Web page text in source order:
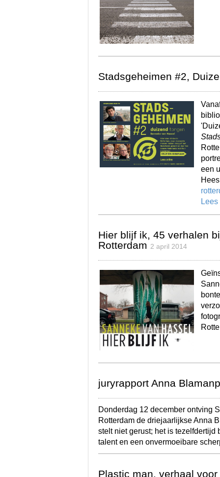
Stadsgeheimen #2,
een
Lees
Hier blijf ik, 45 verhalen
Rotterdam 2 april 2014
juryrapport Anna
Donderdag 12 december ontving
Rotterdam de driejaarlijkse Anna
stelt niet gerust; het is
talent en een onvermoeibare
Plastic man, verhaal